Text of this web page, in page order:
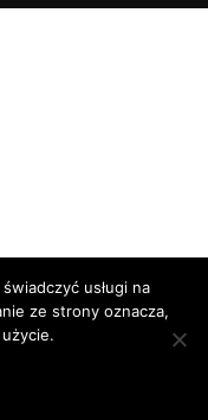
usługi na
ze strony oznacza,